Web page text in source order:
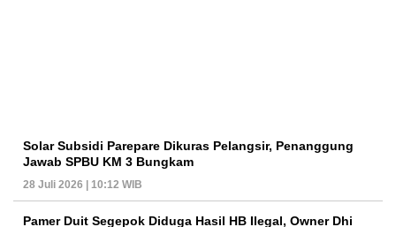
Solar Subsidi Parepare Dikuras Pelangsir, Penanggung
Jawab SPBU KM 3 Bungkam
28 Juli 2026 | 10:12 WIB
Pamer Duit Segepok Diduga Hasil HB Ilegal, Owner Dhi